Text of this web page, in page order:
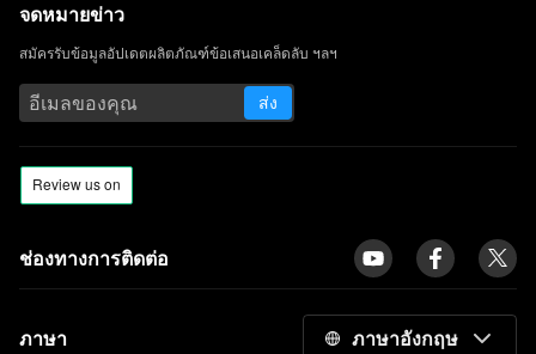
จดหมายข่าว
สมัครรับข้อมูลอัปเดตผลิตภัณฑ์ข้อเสนอเคล็ดลับ ฯลฯ
ส่ง
ช่องทางการติดต่อ
ภาษา ภาษาอังกฤษ